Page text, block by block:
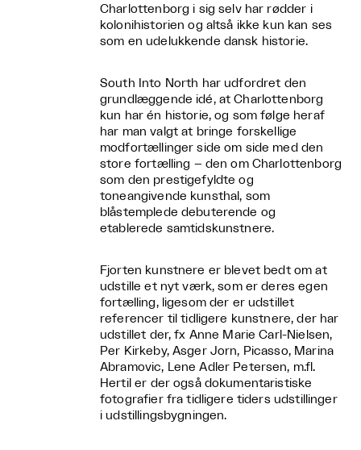
Charlottenborg i sig selv har rødder i
kolonihistorien og altså ikke kun kan ses
som en udelukkende dansk historie.
South Into North har udfordret den
grundlæggende idé, at Charlottenborg
kun har én historie, og som følge heraf
har man valgt at bringe forskellige
modfortællinger side om side med den
store fortælling – den om Charlottenborg
som den prestigefyldte og
toneangivende kunsthal, som
blåstemplede debuterende og
etablerede samtidskunstnere.
Fjorten kunstnere er blevet bedt om at
udstille et nyt værk, som er deres egen
fortælling, ligesom der er udstillet
referencer til tidligere kunstnere, der har
udstillet der, fx Anne Marie Carl-Nielsen,
Per Kirkeby, Asger Jorn, Picasso, Marina
Abramovic, Lene Adler Petersen, m.fl.
Hertil er der også dokumentaristiske
fotografier fra tidligere tiders udstillinger
i udstillingsbygningen.